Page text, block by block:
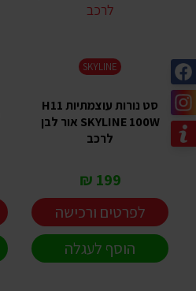
SKYLINE
סט נורות עוצמתיות H11
SKYLINE 100W אור לבן
לרכב
199 ₪
לפרטים ורכישה
הוסף לעגלה